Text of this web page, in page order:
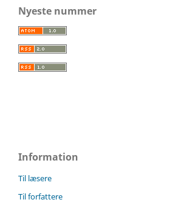
Nyeste nummer
Information
Til læsere
Til forfattere